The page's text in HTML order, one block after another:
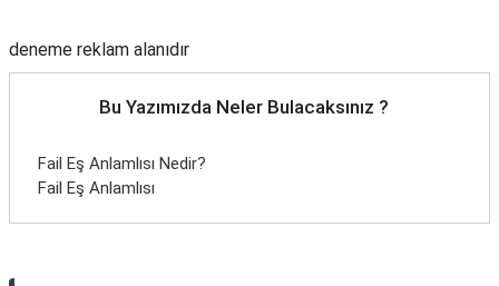
deneme reklam alanıdır
Bu Yazımızda Neler Bulacaksınız ?
Fail Eş Anlamlısı Nedir?
Fail Eş Anlamlısı